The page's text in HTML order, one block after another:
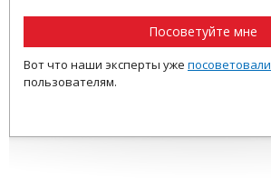
Посоветуйте мне
Вот что наши эксперты уже посоветовали
пользователям.